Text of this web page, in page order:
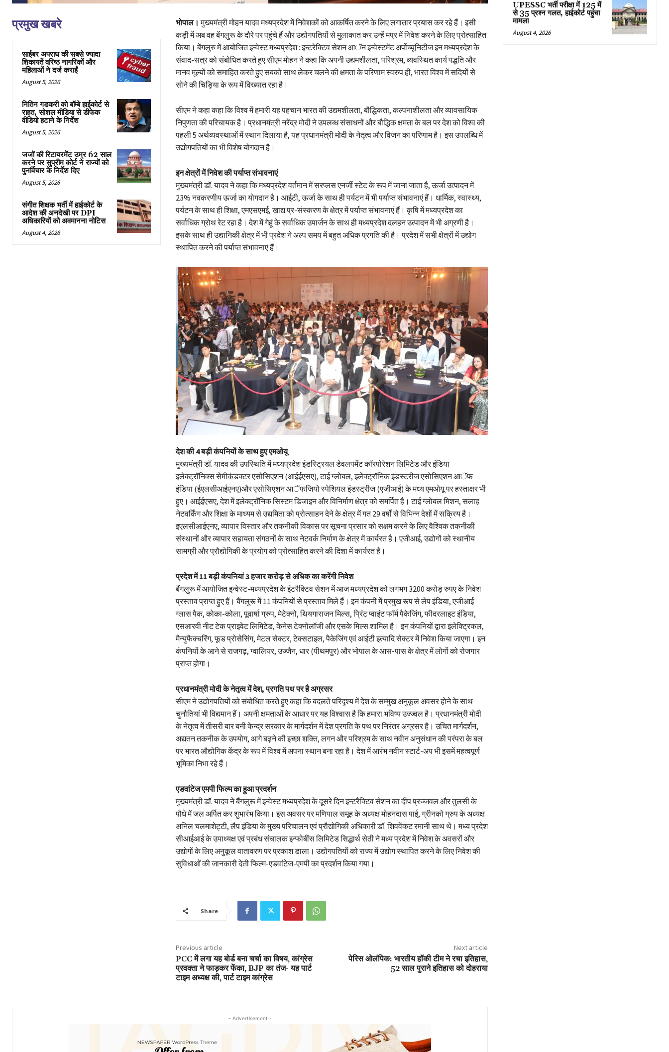
प्रमुख खबरे
साईबर अपराध की सबसे ज्यादा
शिकायतें वरिष्ठ नागरिकों और
महिलाओं ने दर्ज कराईं
August 5, 2026
नितिन गडकरी को बॉम्बे हाईकोर्ट से
राहत, सोशल मीडिया से डीफेक
वीडियो हटाने के निर्देश
August 5, 2026
जजों की रिटायरमेंट उम्र 62 साल
करने पर सुप्रीम कोर्ट ने राज्यों को
पुनर्विचार के निर्देश दिए
August 5, 2026
संगीत शिक्षक भर्ती में हाईकोर्ट के
आदेश की अनदेखी पर DPI
अधिकारियों को अवमानना नोटिस
August 4, 2026
भोपाल। मुख्यमंत्री मोहन यादव मध्यप्रदेश में निवेशकों को आकर्षित करने के लिए लगातार प्रयास कर रहे हैं। इसी
कड़ी में अब वह बेंगलुरू के दौरे पर पहुंचे हैं और उद्योगपतियों से मुलाकात कर उन्हें मप्र में निवेश करने के लिए प्रोत्साहित
किया। बेंगलुरु में आयोजित इन्वेस्ट मध्यप्रदेश : इन्टरेक्टिव सेशन आॅन इन्वेस्टमेंट अर्पोच्यूनिटीज इन मध्यप्रदेश के
संवाद-सत्र को संबोधित करते हुए सीएम मोहन ने कहा कि अपनी उद्यमशीलता, परिश्रम, व्यवस्थित कार्य पद्धति और
मानव मूल्यों को समाहित करते हुए सबको साथ लेकर चलने की क्षमता के परिणाम स्वरुप ही, भारत विश्व में सदियों से
सोने की चिड़िया के रूप में विख्यात रहा है।
सीएम ने कहा कहा कि विश्व में हमारी यह पहचान भारत की उद्यमशीलता, बौद्धिकता, कल्पनाशीलता और व्यावसायिक
निपुणता की परिचायक है। प्रधानमंत्री नरेंद्र मोदी ने उपलब्ध संसाधनों और बौद्धिक क्षमता के बल पर देश को विश्व की
पहली 5 अर्थव्यवस्थाओं में स्थान दिलाया है, यह प्रधानमंत्री मोदी के नेतृत्व और विजन का परिणाम है। इस उपलब्धि में
उद्योगपतियों का भी विशेष योगदान है।
इन क्षेत्रों में निवेश की पर्याप्त संभावनाएं
मुख्यमंत्री डॉ. यादव ने कहा कि मध्यप्रदेश वर्तमान में सरप्लस एनर्जी स्टेट के रूप में जाना जाता है, ऊर्जा उत्पादन में
23% नवकरणीय ऊर्जा का योगदान है। आईटी, ऊर्जा के साथ ही पर्यटन में भी पर्याप्त संभावनाएं हैं। धार्मिक, स्वास्थ्य,
पर्यटन के साथ ही शिक्षा, एमएसएमई, खाद्य प्र-संस्करण के क्षेत्र में पर्याप्त संभावनाएं हैं। कृषि में मध्यप्रदेश का
सर्वाधिक ग्रोथ रेट रहा है। देश में गेहूं के सर्वाधिक उपार्जन के साथ ही मध्यप्रदेश दलहन उत्पादन में भी अग्रणी है।
इसके साथ ही उद्यानिकी क्षेत्र में भी प्रदेश ने अल्प समय में बहुत अधिक प्रगति की है। प्रदेश में सभी क्षेत्रों में उद्योग
स्थापित करने की पर्याप्त संभावनाएं हैं।
देश की 4 बड़ी कंपनियों के साथ हुए एमओयू
मुख्यमंत्री डॉ. यादव की उपस्थिति में मध्यप्रदेश इंडस्ट्रियल डेवलपमेंट कॉरपोरेशन लिमिटेड और इंडिया
इलेक्ट्रॉनिक्स सेमीकंडक्टर एसोसिएशन (आईईएसए), टाई ग्लोबल, इलेक्ट्रॉनिक इंडस्टरीज एसोसिएशन आॅफ
इंडिया (ईएलसीआईएनए)और एसोसिएशन आॅफजियो स्पेशियल इंडस्ट्रीज (एजीआई) के मध्य एमओयू पर हस्ताक्षर भी
हुए। आईईएसए, देश में इलेक्ट्रॉनिक सिस्टम डिजाइन और विनिर्माण क्षेत्र को समर्पित है। टाई ग्लोबल मिशन, सलाह
नेटवर्किंग और शिक्षा के माध्यम से उद्यमिता को प्रोत्साहन देने के क्षेत्र में गत 29 वर्षों से विभिन्न देशों में सक्रिय है।
इएलसीआईएनए, व्यापार विस्तार और तकनीकी विकास पर सूचना प्रसार को सक्षम करने के लिए वैश्विक तकनीकी
संस्थानों और व्यापार सहायता संगठनों के साथ नेटवर्क निर्माण के क्षेत्र में कार्यरत है। एजीआई, उद्योगों को स्थानीय
सामग्री और प्रौद्योगिकी के प्रयोग को प्रोत्साहित करने की दिशा में कार्यरत है।
प्रदेश में 11 बड़ी कंपनियां 3 हजार करोड़ से अधिक का करेंगी निवेश
बैंगलुरू में आयोजित इन्वेस्ट-मध्यप्रदेश के इंटरैक्टिव सेशन में आज मध्यप्रदेश को लगभग 3200 करोड़ रुपए के निवेश
प्रस्ताव प्राप्त हुए हैं। बैंगलुरू में 11 कंपनियों से प्रस्ताव मिले हैं। इन कंपनी में प्रमुख रूप से लेप इंडिया, एजीआई
ग्लास पैक, कोका-कोला, पूवार्षा ग्रुप, मेटेक्नो, थियगाराजन मिल्स, प्रिंट प्वाइंट फॉर्म पैकेजिंग, फीदरलाइट इंडिया,
एसआरवी नीट टेक प्राइवेट लिमिटेड, केनेस टेक्नोलॉजी और एसके मिल्स शामिल है। इन कंपनियों द्वारा इलेक्ट्रिकल,
मैन्युफैक्चरिंग, फूड प्रोसेसिंग, मेटल सेक्टर, टेक्सटाइल, पैकेजिंग एवं आईटी इत्यादि सेक्टर में निवेश किया जाएगा। इन
कंपनियों के आने से राजगढ़, ग्वालियर, उज्जैन, धार (पीथमपुर) और भोपाल के आस-पास के क्षेत्र में लोगों को रोजगार
प्राप्त होगा।
प्रधानमंत्री मोदी के नेतृत्व में देश, प्रगति पथ पर है अग्रसर
सीएम ने उद्योगपतियों को संबोधित करते हुए कहा कि बदलते परिदृश्य में देश के सम्मुख अनुकूल अवसर होने के साथ
चुनौतियां भी विद्यमान हैं। अपनी क्षमताओं के आधार पर यह विश्वास है कि हमारा भविष्य उज्ज्वल है। प्रधानमंत्री मोदी
के नेतृत्व में तीसरी बार बनी केन्द्र सरकार के मार्गदर्शन में देश प्रगति के पथ पर निरंतर अग्रसर है। उचित मार्गदर्शन,
अद्यतन तकनीक के उपयोग, आगे बढ़ने की इच्छा शक्ति, लगन और परिश्रम के साथ नवीन अनुसंधान की परंपरा के बल
पर भारत औद्योगिक केंद्र के रूप में विश्व में अपना स्थान बना रहा है। देश में आरंभ नवीन स्टार्ट-अप भी इसमें महत्वपूर्ण
भूमिका निभा रहे हैं।
एडवांटेज एमपी फिल्म का हुआ प्रदर्शन
मुख्यमंत्री डॉ. यादव ने बैंगलुरू में इन्वेस्ट मध्यप्रदेश के दूसरे दिन इन्टरैक्टिव सेशन का दीप प्रज्जवल और तुलसी के
पौधे में जल अर्पित कर शुभारंभ किया। इस अवसर पर मणिपाल समूह के अध्यक्ष मोहनदास पाई, ग्रीनको ग्रुप के अध्यक्ष
अनिल चलमाशेट्टी, लैप इंडिया के मुख्य परिचालन एवं प्रौद्योगिकी अधिकारी डॉ. शिववेंकट रमानी साथ थे। मध्य प्रदेश
सीआईआई के उपाध्यक्ष एवं प्रबंध संचालक इन्फोबींस लिमिटेड सिद्धार्थ सेठी ने मध्य प्रदेश में निवेश के अवसरों और
उद्योगों के लिए अनुकूल वातावरण पर प्रकाश डाला। उद्योगपतियों को राज्य में उद्योग स्थापित करने के लिए निवेश की
सुविधाओं की जानकारी देती फिल्म-एडवांटेज-एमपी का प्रदर्शन किया गया।
Share
Previous article
PCC में लगा यह बोर्ड बना चर्चा का विषय, कांग्रेस
प्रवक्ता ने फाड़कर फेंका, BJP का तंज- यह पार्ट
टाइम अध्यक्ष की, पार्ट टाइम कांग्रेस
Next article
पेरिस ओलंपिक: भारतीय हॉकी टीम ने रचा इतिहास,
52 साल पुराने इतिहास को दोहराया
- Advertisement -
UPESSC भर्ती परीक्षा में 125 में
से 35 प्रश्न गलत, हाईकोर्ट पहुंचा
मामला
August 4, 2026